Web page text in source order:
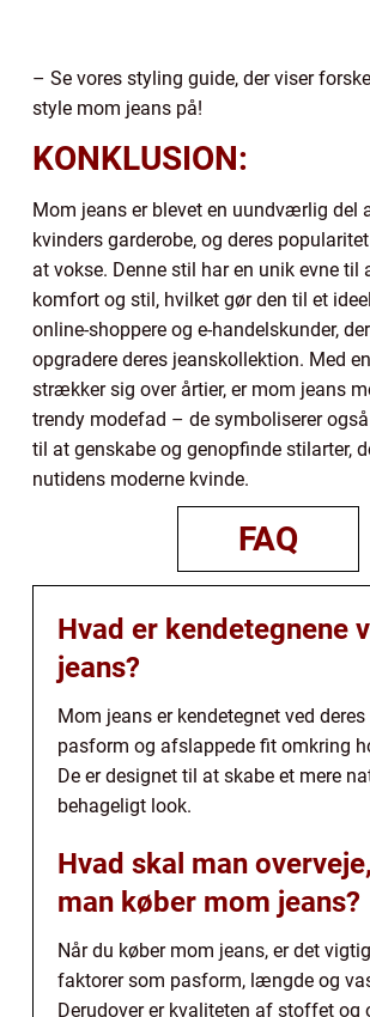
– Se vores styling guide, der viser
style mom jeans på!
KONKLUSION:
Mom jeans er blevet en uundværlig del
kvinders garderobe, og deres
at vokse. Denne stil har en unik evne til
komfort og stil, hvilket gør den til et
online-shoppere og e-handelskunder,
opgradere deres jeanskollektion. Med
strækker sig over årtier, er mom jeans
trendy modefad – de symboliserer
til at genskabe og genopfinde stilarter,
nutidens moderne kvinde.
FAQ
Hvad er kendetegnene
jeans?
Mom jeans er kendetegnet ved
pasform og afslappede fit omkring
De er designet til at skabe et mere
behageligt look.
Hvad skal man
man køber mom jeans?
Når du køber mom jeans, er det
faktorer som pasform, længde og
Derudover er kvaliteten af stoffet og